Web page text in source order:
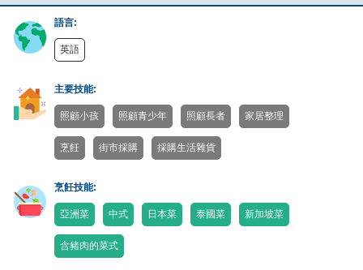
語言:
英語
主要技能:
照顧小孩 照顧青少年 照顧長者 家居整理
烹飪 街市採購 採購生活雜貨
烹飪技能:
亞洲菜 中式 日本菜 泰國菜 新加坡菜
含豬肉的菜式